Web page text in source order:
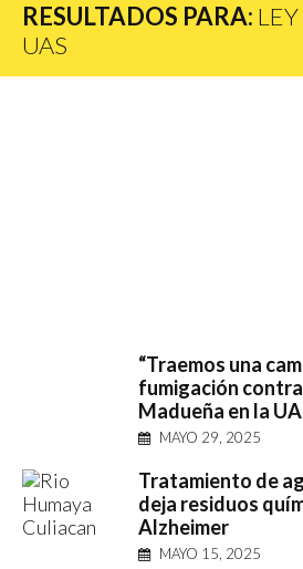
RESULTADOS PARA:
UAS
“Traemos una
fumigación
Madueña en la
MAYO 29, 2025
Tratamiento de
deja residuos
Alzheimer
MAYO 15, 2025